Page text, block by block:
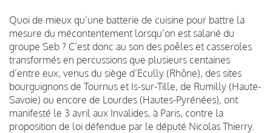
Quoi de mieux qu’une batterie de cuisine pour battre la
mesure du mécontentement lorsqu’on est salarié du
groupe Seb ? C’est donc au son des poêles et casseroles
transformés en percussions que plusieurs centaines
d’entre eux, venus du siège d’Ecully (Rhône), des sites
bourguignons de Tournus et Is-sur-Tille, de Rumilly (Haute-
Savoie) ou encore de Lourdes (Hautes-Pyrénées), ont
manifesté le 3 avril aux Invalides, à Paris, contre la
proposition de loi défendue par le député Nicolas Thierry.